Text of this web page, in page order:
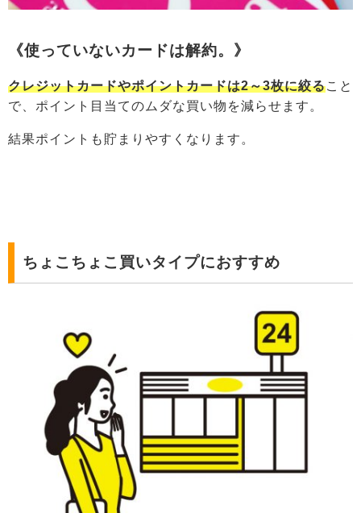
《使っていないカードは解約。》
クレジットカードやポイントカードは2～3枚に絞ること
で、ポイント目当てのムダな買い物を減らせます。
結果ポイントも貯まりやすくなります。
ちょこちょこ買いタイプにおすすめ